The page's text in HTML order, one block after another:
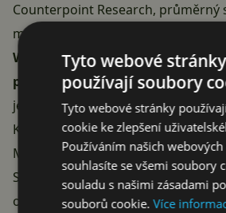
Counterpoint Research, průměrný
má baterii kolem
Wh
. Po vydělení tak dostáváme
plného nabití– ne deset, jak by
jednoduchá matematika.
Kolikrát nabijete podle typu
Mobilní trh je dnes hodně
Samsung se drží kompaktnějších
osazují telefony obřími křemíkovo-
Tyto webové stránky
používají soubory
Tyto webové stránky
cookie ke zlepšení
Používáním našich
souhlasíte se všemi soubory
souladu s našimi zásadami
souborů cookie.Více